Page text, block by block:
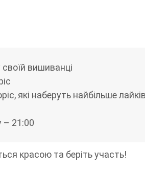
вишиванці
які наберуть найбільше
– 21:00
красою та беріть участь!